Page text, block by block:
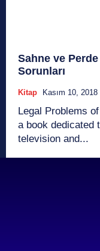
Sahne ve Perde
Sorunları
Kitap Kasım 10, 2018
Legal Problems
a book dedicated
television and...